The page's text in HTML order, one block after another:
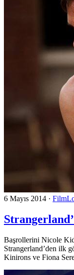
6 Mayıs 2014 ·
Başrollerini Nicole
Strangerland’den ilk
Kinirons ve Fiona